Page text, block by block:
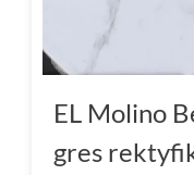
EL Molino
gres